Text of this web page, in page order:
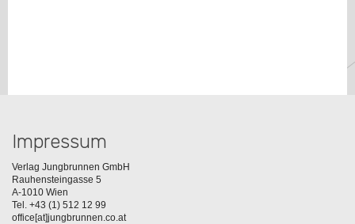
Impressum
Verlag Jungbrunnen GmbH
Rauhensteingasse 5
A-1010 Wien
Tel. +43 (1) 512 12 99
office[at]jungbrunnen.co.at